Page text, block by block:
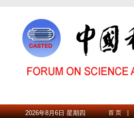
2026年8月6日 星期四 首 页 |